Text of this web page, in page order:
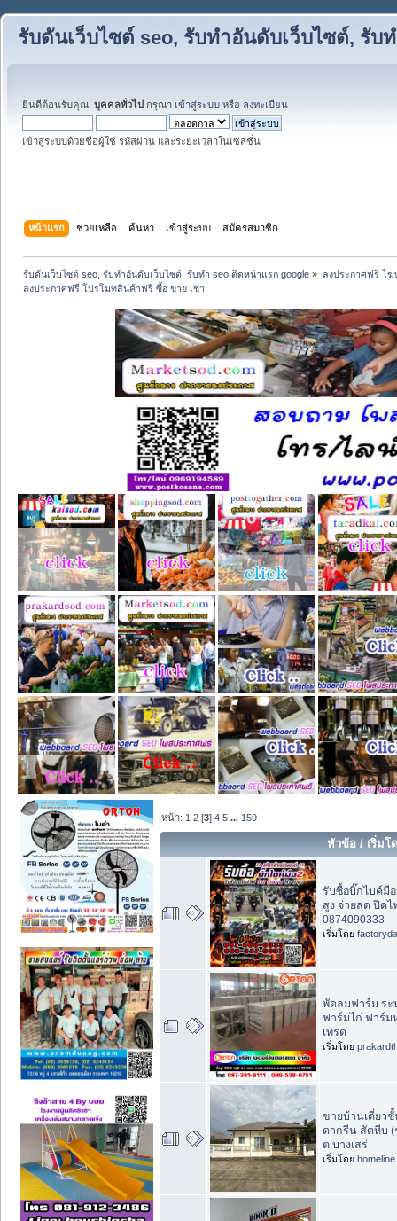
รับดันเว็บไซต์ seo, รับทำอันดับเว็บไซต์, รับ
ยินดีต้อนรับคุณ, บุคคลทั่วไป กรุณา เข้าสู่ระบบ หรือ ลงทะเบียน
เข้าสู่ระบบด้วยชื่อผู้ใช้ รหัสผ่าน และระยะเวลาในเซสชั่น
หน้าแรก ช่วยเหลือ ค้นหา เข้าสู่ระบบ สมัครสมาชิก
รับดันเว็บไซต์ seo, รับทำอันดับเว็บไซต์, รับทำ seo ติดหน้าแรก google » ลงประกาศฟรี โ
ลงประกาศฟรี โปรโมทสินค้าฟรี ซื้อ ขาย เช่า
หน้า: 1 2 [3]4 5 ... 159
หัวข้อ / เริ่มโ
รับซื้อบิ๊กไบค์มื
สูง จ่ายสด ปิด
0874090333
เริ่มโดย
พัดลมฟาร์ม ระ
ฟาร์มไก่ ฟาร์ม
เทรด
เริ่มโดย
ขายบ้านเดี่ยว
ดากรีน สัตหีบ (
ต.บางเสร่
เริ่มโดย homeline